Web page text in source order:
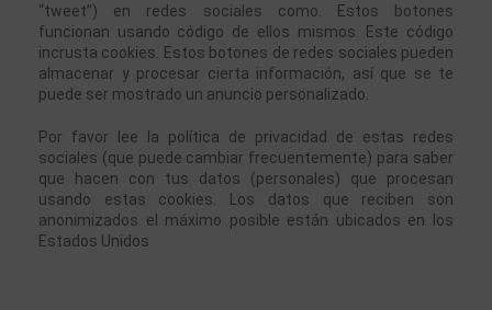
“tweet”) en redes sociales como. Estos botones
funcionan usando código de ellos mismos. Este código
incrusta cookies. Estos botones de redes sociales pueden
almacenar y procesar cierta información, así que se te
puede ser mostrado un anuncio personalizado.
Por favor lee la política de privacidad de estas redes
sociales (que puede cambiar frecuentemente) para saber
que hacen con tus datos (personales) que procesan
usando estas cookies. Los datos que reciben son
anonimizados el máximo posible están ubicados en los
Estados Unidos